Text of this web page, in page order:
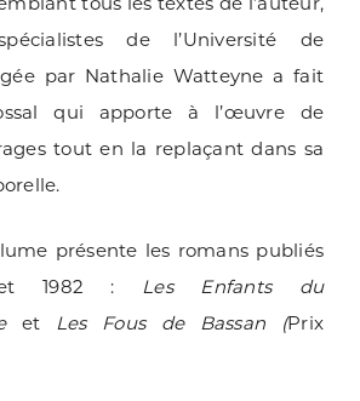
de l’Université de
par Nathalie Watteyne a fait
qui apporte à l’œuvre de
tout en la replaçant dans sa
.
présente les romans publiés
1982 : Les Enfants du
et Les Fous de Bassan (Prix